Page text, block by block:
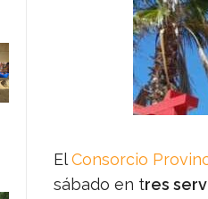
ElConsorcio
sábado en tres